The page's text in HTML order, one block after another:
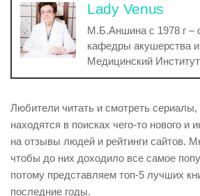
Lady Venus
М.Б.Аншина с 1978 г –
кафедры акушерства и
Медицинский
Любители читать и смотреть сериалы,
находятся в поисках чего-то нового и
на отзывы людей и рейтинги сайтов.
чтобы до них доходило все самое
потому представляем топ-5 лучших
последние годы.